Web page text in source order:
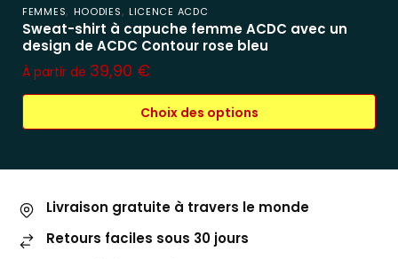
FEMMES, HOODIES, LICENCE ACDC
Sweat-shirt à capuche femme ACDC avec un
design de ACDC Contour rose bleu
À partir de 39,90 €
Choix des options
Livraison gratuite à travers le monde
Retours faciles sous 30 jours